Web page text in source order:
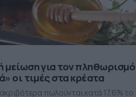
μείωση για τον πληθωρισμό
οι τιμές στα κρέατα
πωλούνται κατά 17,6% το